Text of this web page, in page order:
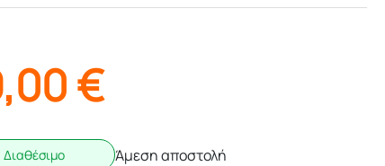
€
Διαθέσιμο Άμεση αποστολή